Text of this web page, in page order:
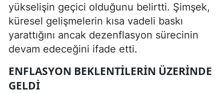
yükselişin geçici olduğunu belirtti. Şimşek,
küresel gelişmelerin kısa vadeli baskı
yarattığını ancak dezenflasyon sürecinin
devam edeceğini ifade etti.
ENFLASYON BEKLENTILERIN ÜZERINDE
GELDI